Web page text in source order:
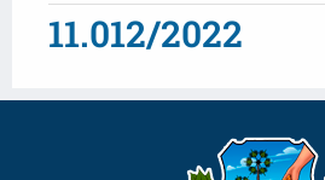
11.012/2022